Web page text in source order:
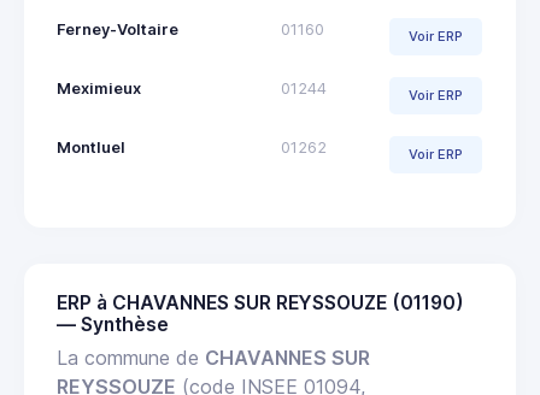
Ferney-Voltaire 01160 Voir ERP
Meximieux 01244 Voir ERP
Montluel 01262 Voir ERP
ERP à CHAVANNES SUR REYSSOUZE (01190)
— Synthèse
La commune de CHAVANNES SUR
REYSSOUZE (code INSEE 01094,